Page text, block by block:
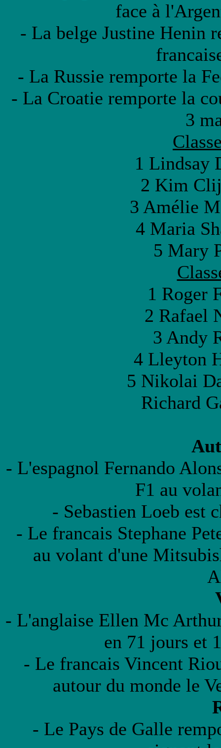
face à
- La belge Justine Henin
- La Russie remporte la
- La Croatie remporte la
3
1 Lindsay
2 Kim
3 Amélie
4 Maria
5 Mary
1 Roger
2 Rafael
3 Andy
4 Lleyton
5 Nikolai
Richard
- L'espagnol Fernando
F1 au
- Sebastien Loeb est
- Le francais Stephane
au volant d'une
- L'anglaise Ellen Mc
en 71 jours et
- Le francais Vincent
autour du monde le
- Le Pays de Galle